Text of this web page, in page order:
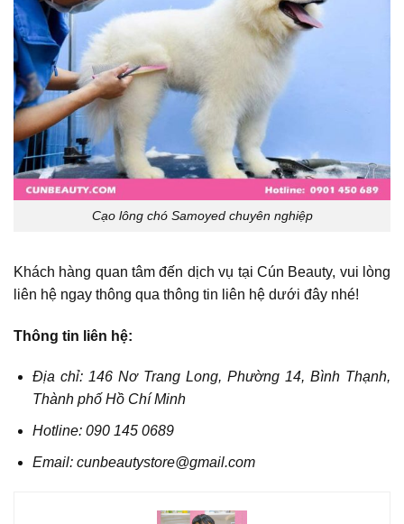
Cạo lông chó Samoyed chuyên nghiệp
Khách hàng quan tâm đến dịch vụ tại Cún Beauty, vui lòng
liên hệ ngay thông qua thông tin liên hệ dưới đây nhé!
Thông tin liên hệ:
Địa chỉ: 146 Nơ Trang Long, Phường 14, Bình Thạnh,
Thành phố Hồ Chí Minh
Hotline: 090 145 0689
Email: cunbeautystore@gmail.com